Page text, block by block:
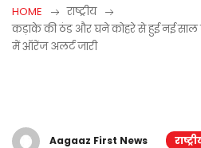
HOME
राष्ट्रीय
कड़ाके की ठंड और घने कोहरे से हुई नई
में ऑरेंज अलर्ट जारी
Aagaaz First News